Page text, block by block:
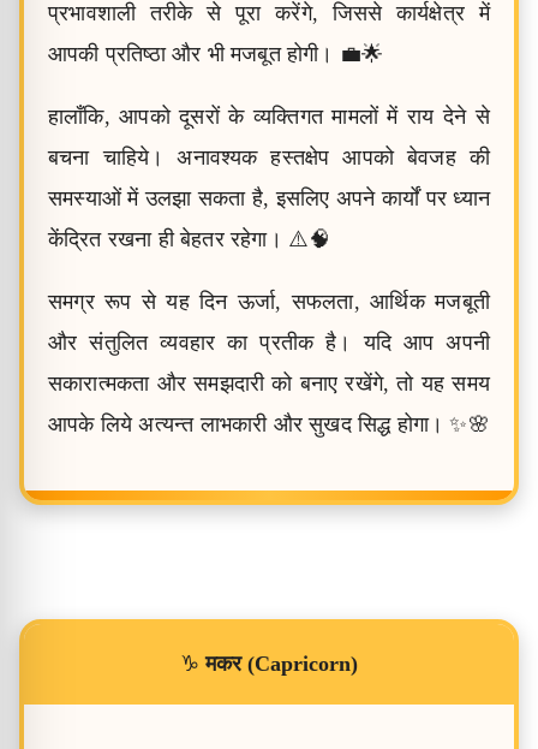
प्रभावशाली तरीके से पूरा करेंगे, जिससे कार्यक्षेत्र में
आपकी प्रतिष्ठा और भी मजबूत होगी। 💼🌟
हालाँकि, आपको दूसरों के व्यक्तिगत मामलों में राय देने से
बचना चाहिये। अनावश्यक हस्तक्षेप आपको बेवजह की
समस्याओं में उलझा सकता है, इसलिए अपने कार्यों पर ध्यान
केंद्रित रखना ही बेहतर रहेगा। ⚠️🧠
समग्र रूप से यह दिन ऊर्जा, सफलता, आर्थिक मजबूती
और संतुलित व्यवहार का प्रतीक है। यदि आप अपनी
सकारात्मकता और समझदारी को बनाए रखेंगे, तो यह समय
आपके लिये अत्यन्त लाभकारी और सुखद सिद्ध होगा। ✨🌸
♑मकर (Capricorn)